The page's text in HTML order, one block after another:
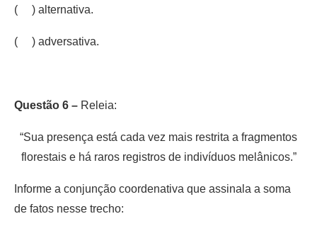
( ) alternativa.
( ) adversativa.
Questão 6 – Releia:
“Sua presença está cada vez mais restrita a fragmentos
florestais e há raros registros de indivíduos melânicos.”
Informe a conjunção coordenativa que assinala a soma
de fatos nesse trecho: